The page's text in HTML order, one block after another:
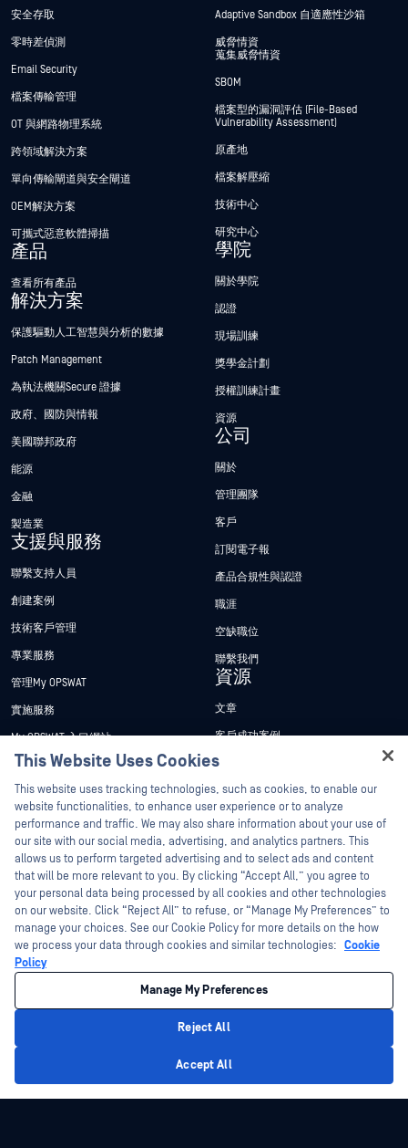
安全存取
零時差偵測
Email Security
檔案傳輸管理
OT 與網路物理系統
跨領域解決方案
單向傳輸閘道與安全閘道
OEM解決方案
可攜式惡意軟體掃描
產品
查看所有產品
解決方案
保護驅動人工智慧與分析的數據
Patch Management
為執法機關Secure 證據
政府、國防與情報
美國聯邦政府
能源
金融
製造業
支援與服務
聯繫支持人員
創建案例
技術客戶管理
專業服務
管理My OPSWAT
實施服務
My OPSWAT 入口網站
技術檔案
訓練
漏洞通報計畫
合作夥伴
認證
技術合作夥伴
管道合作夥伴計劃
Adaptive Sandbox 自適應性沙箱
威脅情資
蒐集威脅情資
SBOM
檔案型的漏洞評估 (File-Based
Vulnerability Assessment)
原產地
檔案解壓縮
技術中心
研究中心
學院
關於學院
認證
現場訓練
獎學金計劃
授權訓練計畫
資源
公司
關於
管理團隊
客戶
訂閱電子報
產品合規性與認證
職涯
空缺職位
聯繫我們
資源
文章
客戶成功案例
新聞稿
新聞報導
網路研討會
產品型錄
白皮書
免費工具
©2026OPSWAT . 保留所有權利。OPSWAT、MetaDefender、Metascan、
MetaAccess、OPSWAT 、Trust no File. Trust No Device.、OPSWAT 、Protecting the
World's Critical Infrastructure、Deep CDR™ Technology、InQuest、InQuest標誌、
DFI、RetroHunt、Deep File Inspection 及 Join the Hunt 均為OPSWAT 之商標。第三
管理 Cookie 偏好
This Website Uses Cookies
This website uses tracking technologies, such as cookies, to enable our
website functionalities, to enhance user experience or to analyze
performance and traffic. We may also share information about your use of
our site with our social media, advertising, and analytics partners. This
allows us to perform targeted advertising and to select ads and content
that will be more relevant to you. By clicking “Accept All,” you agree to
your personal data being processed by all cookies and other technologies
on our website. Click “Reject All” to refuse, or “Manage My Preferences” to
manage your choices. See our Cookie Policy for more details on the how
we process your data through cookies and similar technologies: Cookie
Policy
Manage My Preferences
Reject All
Accept All
Hey there!
I'm Ozzy, your OPSWAT virtual assistant.
How can I help you secure what's critical
today?